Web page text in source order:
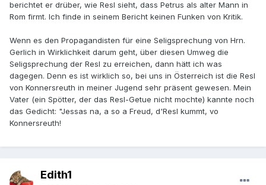
berichtet er drüber, wie Resl sieht, dass Petrus als alter Mann in
Rom firmt. Ich finde in seinem Bericht keinen Funken von Kritik.
Wenn es den Propagandisten für eine Seligsprechung von Hrn.
Gerlich in Wirklichkeit darum geht, über diesen Umweg die
Seligsprechung der Resl zu erreichen, dann hätt ich was
dagegen. Denn es ist wirklich so, bei uns in Österreich ist die Resl
von Konnersreuth in meiner Jugend sehr präsent gewesen. Mein
Vater (ein Spötter, der das Resl-Getue nicht mochte) kannte noch
das Gedicht: "Jessas na, a so a Freud, d'Resl kummt, vo
Konnersreuth!
Edith1